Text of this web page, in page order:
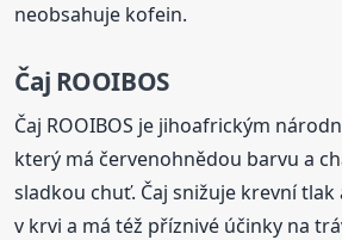
neobsahuje kofein.
Čaj ROOIBOS
Čaj ROOIBOS je jihoafrickým
který má červenohnědou barvu a
sladkou chuť. Čaj snižuje krevní
v krvi a má též příznivé účinky na